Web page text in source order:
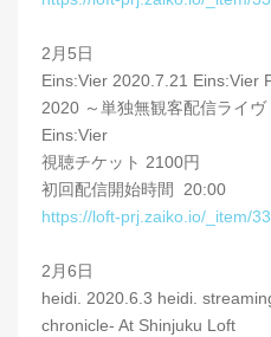
2月5日
Eins:Vier 2020.7.21 Eins:Vier
2020 ～単独無観客配信ライ
Eins:Vier
視聴チケット 2100円
初回配信開始時間 20:00
https://loft-prj.zaiko.io/_item/
2月6日
heidi. 2020.6.3 heidi.
chronicle- At Shinjuku Loft